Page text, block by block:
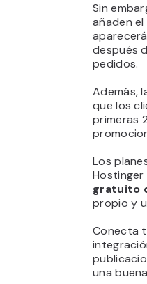
Sin
añaden
después
pedidos.
Además,
que los
primeras
Los
gratuito
propio y
Conecta
una